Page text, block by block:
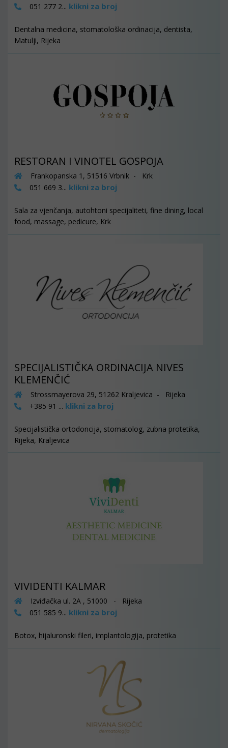
051 277 2... klikni za broj
Dentalna medicina, stomatološka ordinacija, dentista,
Matulji, Rijeka
RESTORAN I VINOTEL GOSPOJA
Frankopanska 1, 51516 Vrbnik - Krk
051 669 3... klikni za broj
Sala za vjenčanja, autohtoni specijaliteti, fine dining, local
food, massage, pedicure, Krk
SPECIJALISTIČKA ORDINACIJA NIVES
KLEMENČIĆ
Strossmayerova 29, 51262 Kraljevica - Rijeka
+385 91 ... klikni za broj
Specijalistička ortodoncija, stomatolog, zubna protetika,
Rijeka, Kraljevica
VIVIDENTI KALMAR
Izviđačka ul. 2A , 51000 - Rijeka
051 585 9... klikni za broj
Botox, hijaluronski fileri, implantologija, protetika